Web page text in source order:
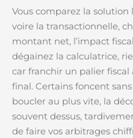
Vous comparez la
voire la transactionnelle,
montant net, l’impact
dégainez la calculatrice,
car franchir un palier
final. Certains foncent
boucler au plus vite, la
souvent dessus,
de faire vos arbitrages